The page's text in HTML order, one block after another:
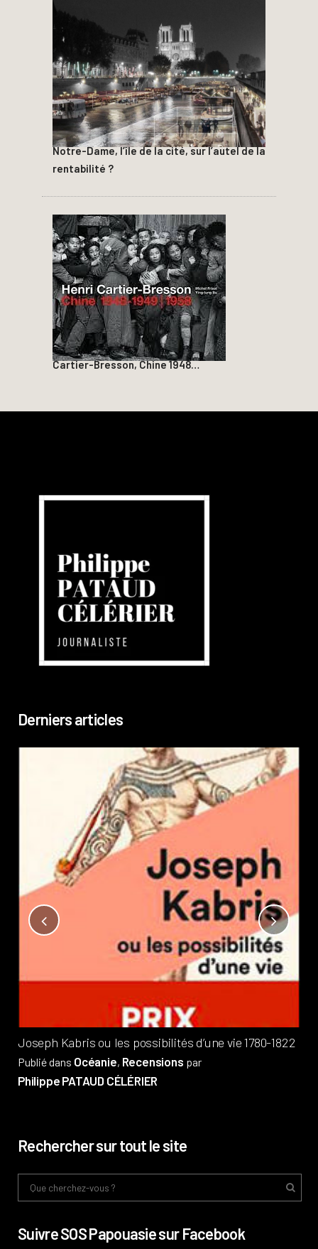
Notre-Dame, l’île de la cité, sur l’autel de la
rentabilité ?
Cartier-Bresson, Chine 1948…
Derniers articles
Joseph Kabris ou les possibilités d’une vie 1780-1822
Publié dans Océanie, Recensions par
Philippe PATAUD CÉLÉRIER
Rechercher sur tout le site
Suivre SOS Papouasie sur Facebook